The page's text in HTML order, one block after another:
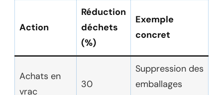
Action
Réduction
déchets
(%)
Exemple
concret
Achats en
vrac
30
Suppression des
emballages